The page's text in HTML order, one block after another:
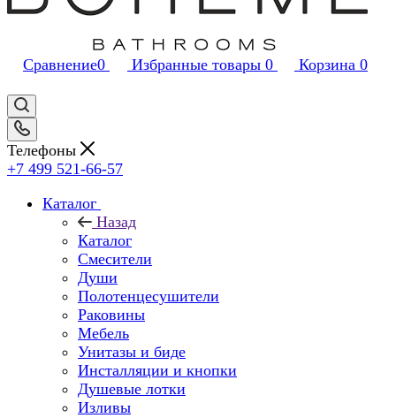
Сравнение0 Избранные товары 0 Корзина 0
Телефоны
+7 499 521-66-57
Каталог
Назад
Каталог
Смесители
Души
Полотенцесушители
Раковины
Мебель
Унитазы и биде
Инсталляции и кнопки
Душевые лотки
Изливы